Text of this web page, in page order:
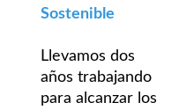
Sostenible
Llevamos dos
años trabajando
para alcanzar los